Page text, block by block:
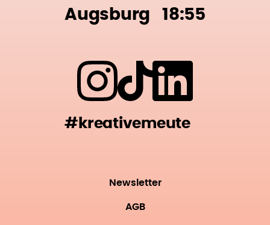
Augsburg 18:55
#kreativemeute
Newsletter
AGB